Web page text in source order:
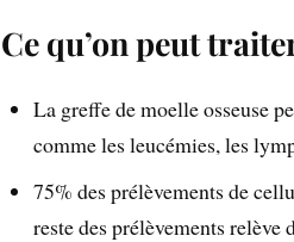
Ce qu’on peut
La greffe de moelle osseuse
comme les leucémies, les
75% des prélèvements de
reste des prélèvements relève